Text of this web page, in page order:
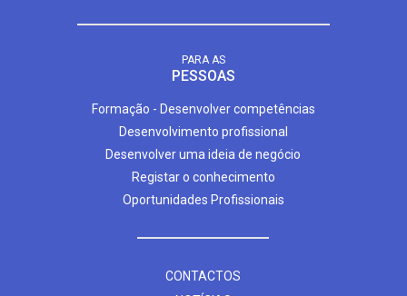
PARA AS
PESSOAS
Formação - Desenvolver competências
Desenvolvimento profissional
Desenvolver uma ideia de negócio
Registar o conhecimento
Oportunidades Profissionais
CONTACTOS